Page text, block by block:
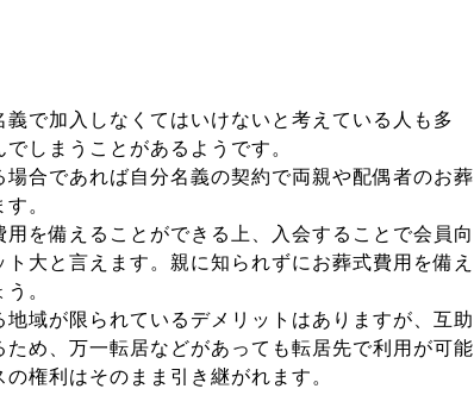
で加入しなくてはいけないと考えている人も多
しまうことがあるようです。
合であれば自分名義の契約で両親や配偶者のお葬
。
を備えることができる上、入会することで会員向
大と言えます。親に知られずにお葬式費用を備え
。
域が限られているデメリットはありますが、互助
め、万一転居などがあっても転居先で利用が可能
権利はそのまま引き継がれます。